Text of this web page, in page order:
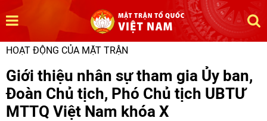
HOẠT ĐỘNG CỦA MẶT TRẬN
Giới thiệu nhân sự tham gia Ủy ban,
Đoàn Chủ tịch, Phó Chủ tịch UBTƯ
MTTQ Việt Nam khóa X